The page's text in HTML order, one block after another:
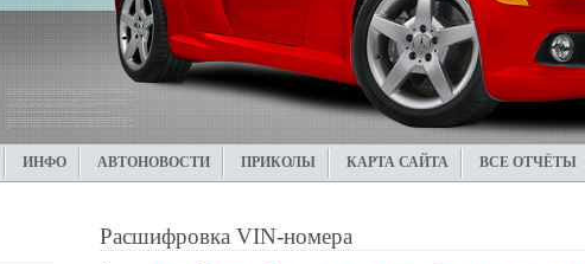
ИНФО АВТОНОВОСТИ ПРИКОЛЫ КАРТА САЙТА ВСЕ ОТЧЁТЫ
Расшифровка VIN-номера